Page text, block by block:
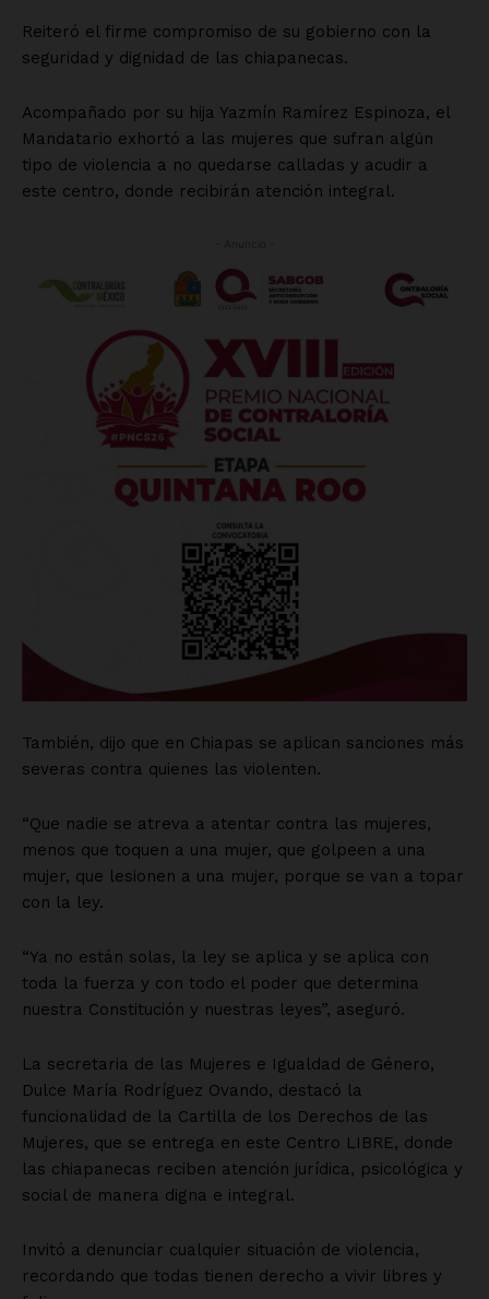
Reiteró el firme compromiso de su gobierno con la
seguridad y dignidad de las chiapanecas.
Acompañado por su hija Yazmín Ramírez Espinoza, el
Mandatario exhortó a las mujeres que sufran algún
tipo de violencia a no quedarse calladas y acudir a
este centro, donde recibirán atención integral.
También, dijo que en Chiapas se aplican sanciones más
severas contra quienes las violenten.
“Que nadie se atreva a atentar contra las mujeres,
menos que toquen a una mujer, que golpeen a una
mujer, que lesionen a una mujer, porque se van a topar
con la ley.
“Ya no están solas, la ley se aplica y se aplica con
toda la fuerza y con todo el poder que determina
nuestra Constitución y nuestras leyes”, aseguró.
La secretaria de las Mujeres e Igualdad de Género,
Dulce María Rodríguez Ovando, destacó la
funcionalidad de la Cartilla de los Derechos de las
Mujeres, que se entrega en este Centro LIBRE, donde
las chiapanecas reciben atención jurídica, psicológica y
social de manera digna e integral.
Invitó a denunciar cualquier situación de violencia,
recordando que todas tienen derecho a vivir libres y